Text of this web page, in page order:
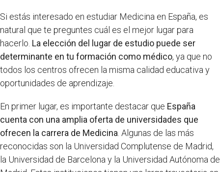
Si estás interesado en estudiar Medicina en España, es
natural que te preguntes cuál es el mejor lugar para
hacerlo. La elección del lugar de estudio puede ser
determinante en tu formación como médico, ya que no
todos los centros ofrecen la misma calidad educativa y
oportunidades de aprendizaje.
En primer lugar, es importante destacar que España
cuenta con una amplia oferta de universidades que
ofrecen la carrera de Medicina . Algunas de las más
reconocidas son la Universidad Complutense de Madrid,
la Universidad de Barcelona y la Universidad Autónoma de